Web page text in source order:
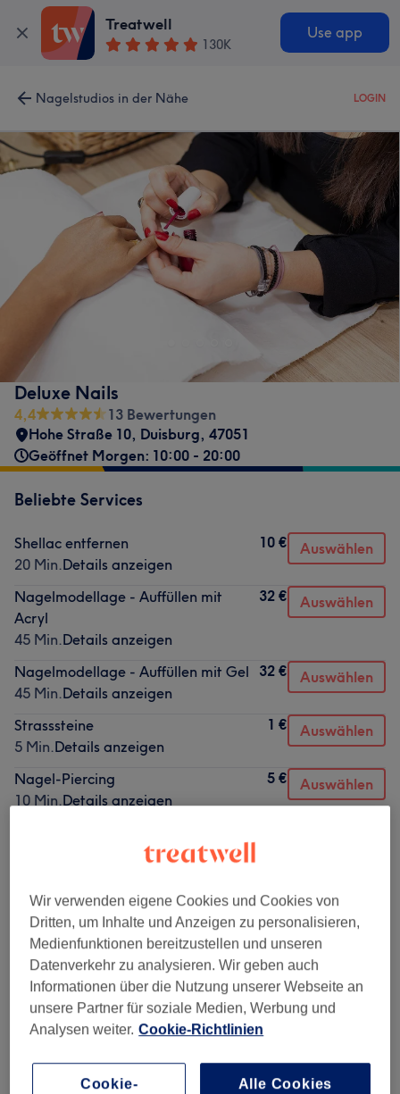
Treatwell
130K
Use app
Nagelstudios in der Nähe LOGIN
Deluxe Nails
4,4
13 Bewertungen
Hohe Straße 10, Duisburg, 47051
Geöffnet Morgen: 10:00 - 20:00
Beliebte Services
Shellac entfernen
20 Min.Details anzeigen
10 € Auswählen
Nagelmodellage - Auffüllen mit
Acryl
45 Min.Details anzeigen
32 € Auswählen
Nagelmodellage - Auffüllen mit Gel
45 Min.Details anzeigen
32 € Auswählen
Strasssteine
5 Min.Details anzeigen
1 € Auswählen
Nagel-Piercing
10 Min.Details anzeigen
5 € Auswählen
Maniküre & Pediküre ( 13) ab 1 €
Nagelmodellage 23) ab 10 €
Salonbewertungen
Wir verwenden eigene Cookies und Cookies von
Dritten, um Inhalte und Anzeigen zu personalisieren,
Medienfunktionen bereitzustellen und unseren
Datenverkehr zu analysieren. Wir geben auch
Informationen über die Nutzung unserer Webseite an
unsere Partner für soziale Medien, Werbung und
Analysen weiter. Cookie-Richtlinien
Cookie-
Alle Cookies